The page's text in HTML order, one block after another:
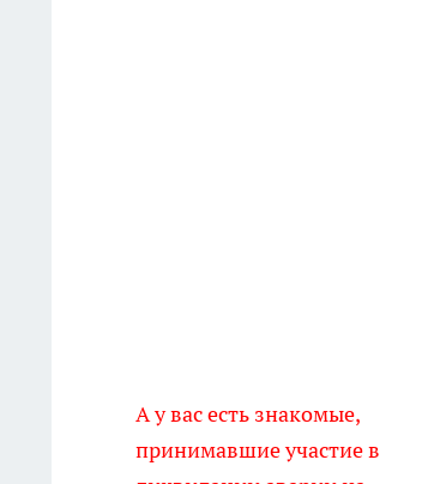
А у вас есть знакомые,
принимавшие участие в